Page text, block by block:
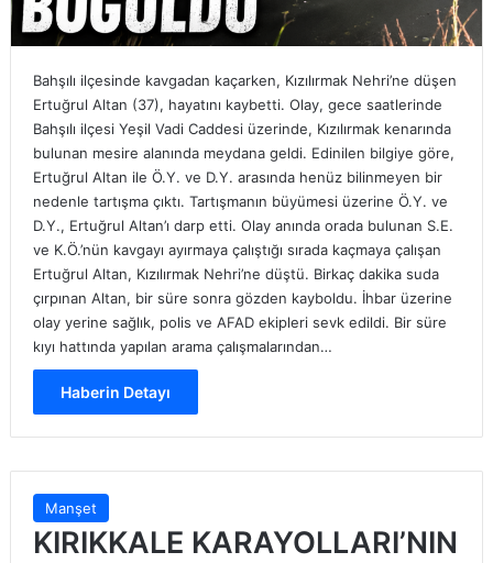
Bahşılı ilçesinde kavgadan kaçarken, Kızılırmak Nehri’ne düşen
Ertuğrul Altan (37), hayatını kaybetti. Olay, gece saatlerinde
Bahşılı ilçesi Yeşil Vadi Caddesi üzerinde, Kızılırmak kenarında
bulunan mesire alanında meydana geldi. Edinilen bilgiye göre,
Ertuğrul Altan ile Ö.Y. ve D.Y. arasında henüz bilinmeyen bir
nedenle tartışma çıktı. Tartışmanın büyümesi üzerine Ö.Y. ve
D.Y., Ertuğrul Altan’ı darp etti. Olay anında orada bulunan S.E.
ve K.Ö.’nün kavgayı ayırmaya çalıştığı sırada kaçmaya çalışan
Ertuğrul Altan, Kızılırmak Nehri’ne düştü. Birkaç dakika suda
çırpınan Altan, bir süre sonra gözden kayboldu. İhbar üzerine
olay yerine sağlık, polis ve AFAD ekipleri sevk edildi. Bir süre
kıyı hattında yapılan arama çalışmalarından…
Haberin Detayı
Manşet
KIRIKKALE KARAYOLLARI’NIN